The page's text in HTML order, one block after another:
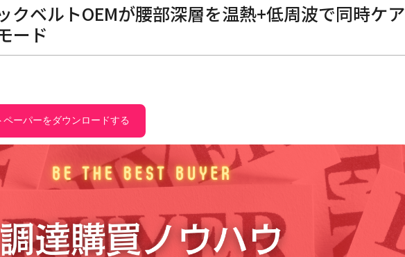
クベルトOEMが腰部深層を温熱+低周波で同時ケア
ード
ーパーをダウンロードする